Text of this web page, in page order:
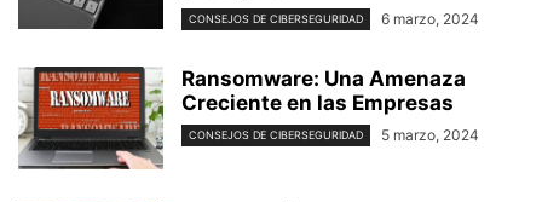
CONSEJOS DE CIBERSEGURIDAD 6 marzo, 2024
Ransomware: Una Amenaza
Creciente en las Empresas
CONSEJOS DE CIBERSEGURIDAD 5 marzo, 2024